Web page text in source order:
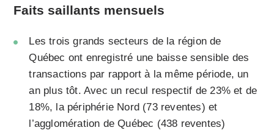
Faits saillants mensuels
Les trois grands secteurs de la région de
Québec ont enregistré une baisse sensible des
transactions par rapport à la même période, un
an plus tôt. Avec un recul respectif de 23% et de
18%, la périphérie Nord (73 reventes) et
l’agglomération de Québec (438 reventes)